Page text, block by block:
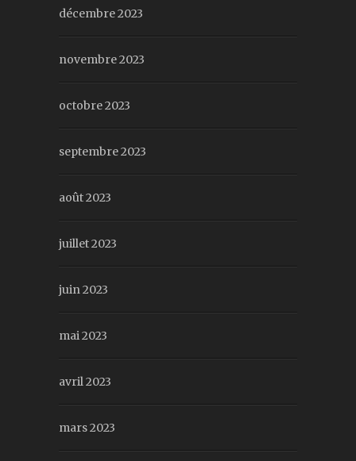
décembre 2023
novembre 2023
octobre 2023
septembre 2023
août 2023
juillet 2023
juin 2023
mai 2023
avril 2023
mars 2023